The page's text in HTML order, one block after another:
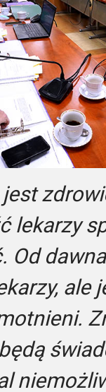
jest
lekarzy
Od
ale